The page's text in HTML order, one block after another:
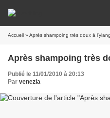
Accueil » Après shampoing très doux à
Après shampoing très
Publié le 11/01/2010 à 20:13
Par venezia